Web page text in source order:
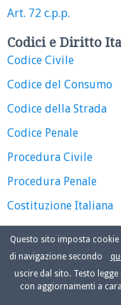
Art. 72 c.p.p.
Codici e Diritto
Codice Civile
Codice del Consumo
Codice della Strada
Codice Penale
Procedura Civile
Procedura Penale
Costituzione Italiana
Questo sito imposta
di navigazione secondo
uscire dal sito. Testo
con aggiornamenti a